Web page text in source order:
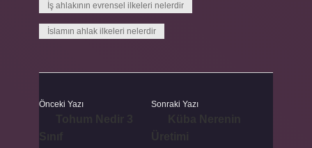
İş ahlakının evrensel ilkeleri nelerdir
İslamın ahlak ilkeleri nelerdir
Önceki Yazı Sonraki Yazı